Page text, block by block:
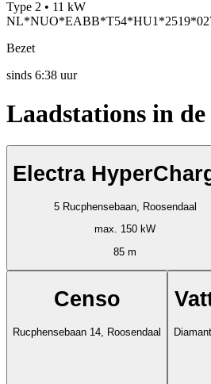
Type 2 • 11 kW
Bezet
sinds 6:38 uur
Laadstations in
Electra
5 Rucphensebaan, Roosendaal
max. 150 kW
85 m
Censo
Rucphensebaan 14, Roosendaal